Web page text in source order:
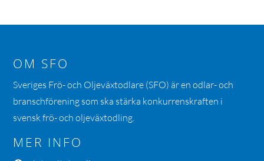
OM SFO
Sveriges Frö- och Oljeväxtodlare (SFO) är en odlar- och
branschförening som ska stärka konkurrenskraften i
svensk frö- och oljeväxtodling.
MER INFO